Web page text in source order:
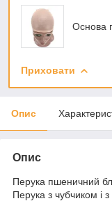
Основа
Приховати
Опис
Опис
Перука пшеничний
Перука з чубчиком і